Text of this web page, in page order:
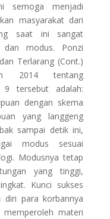
semoga menjadi
masyarakat dari
saat ini sangat
modus. Ponzi
Terlarang (Cont.)
2014 tentang
9 tersebut adalah:
dengan skema
yang langgeng
sampai detik ini,
modus sesuai
Modusnya tetap
yang tinggi,
Kunci sukses
para korbannya
materi